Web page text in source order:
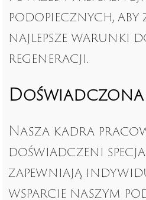
podopiecznych,
najlepsze warunki
regeneracji.
Nasza kadra
doświadczeni
zapewniają
wsparcie naszym